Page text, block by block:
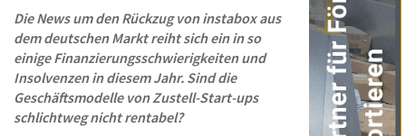
Die News um den Rückzug von instabox aus
dem deutschen Markt reiht sich ein in so
einige Finanzierungsschwierigkeiten und
Insolvenzen in diesem Jahr. Sind die
Geschäftsmodelle von Zustell-Start-ups
schlichtweg nicht rentabel?